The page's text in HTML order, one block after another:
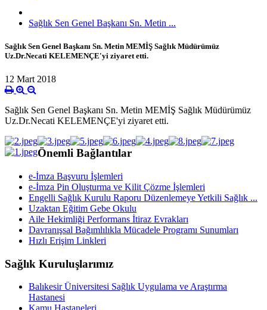
Sağlık Sen Genel Başkanı Sn. Metin ...
Sağlık Sen Genel Başkanı Sn. Metin MEMİŞ Sağlık Müdürümüz
Uz.Dr.Necati KELEMENÇE'yi ziyaret etti.
12 Mart 2018
Sağlık Sen Genel Başkanı Sn. Metin MEMİŞ Sağlık Müdürümüz
Uz.Dr.Necati KELEMENÇE'yi ziyaret etti.
Önemli Bağlantılar
e-İmza Başvuru İşlemleri
e-İmza Pin Oluşturma ve Kilit Çözme İşlemleri
Engelli Sağlık Kurulu Raporu Düzenlemeye Yetkili Sağlık ...
Uzaktan Eğitim Gebe Okulu
Aile Hekimliği Performans İtiraz Evrakları
Davranışsal Bağımlılıkla Mücadele Programı Sunumları
Hızlı Erişim Linkleri
Sağlık Kuruluşlarımız
Balıkesir Üniversitesi Sağlık Uygulama ve Araştırma
Hastanesi